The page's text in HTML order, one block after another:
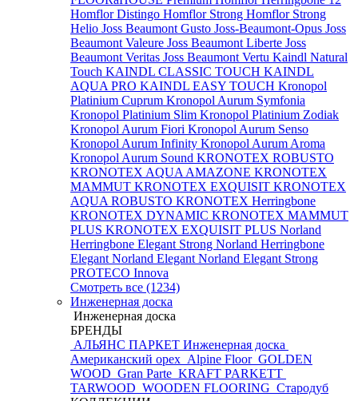
Homflor Distingo Homflor Strong Homflor Strong
Helio Joss Beaumont Gusto Joss-Beaumont-Opus Joss
Beaumont Valeure Joss Beaumont Liberte Joss
Beaumont Veritas Joss Beaumont Vertu Kaindl Natural
Touch KAINDL CLASSIC TOUCH KAINDL
AQUA PRO KAINDL EASY TOUCH Kronopol
Platinium Cuprum Kronopol Aurum Symfonia
Kronopol Platinium Slim Kronopol Platinium Zodiak
Kronopol Aurum Fiori Kronopol Aurum Senso
Kronopol Aurum Infinity Kronopol Aurum Aroma
Kronopol Aurum Sound KRONOTEX ROBUSTO
KRONOTEX AQUA AMAZONE KRONOTEX
MAMMUT KRONOTEX EXQUISIT KRONOTEX
AQUA ROBUSTO KRONOTEX Herringbone
KRONOTEX DYNAMIC KRONOTEX MAMMUT
PLUS KRONOTEX EXQUISIT PLUS Norland
Herringbone Elegant Strong Norland Herringbone
Elegant Norland Elegant Norland Elegant Strong
PROTECO Innova
Смотреть все (1234)
Инженерная доска
Инженерная доска
БРЕНДЫ
АЛЬЯНС ПАРКЕТ Инженерная доска
Американский орех Alpine Floor GOLDEN
WOOD Gran Parte KRAFT PARKETT
TARWOOD WOODEN FLOORING Стародуб